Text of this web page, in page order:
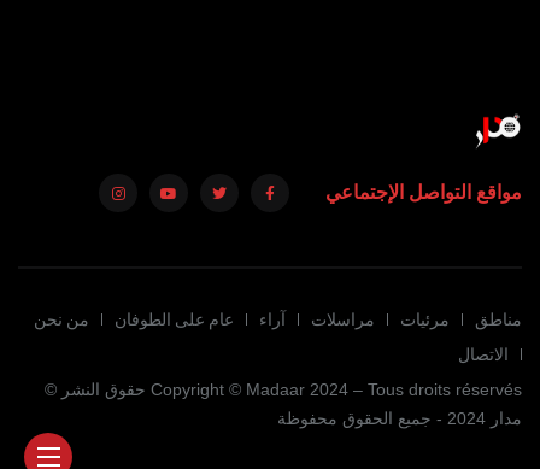
مواقع التواصل الإجتماعي
مناطق مرئيات مراسلات آراء عام على الطوفان
من نحن
الاتصال
Copyright © Madaar 2024 – Tous droits réservés حقوق النشر ©
مدار 2024 - جميع الحقوق محفوظة